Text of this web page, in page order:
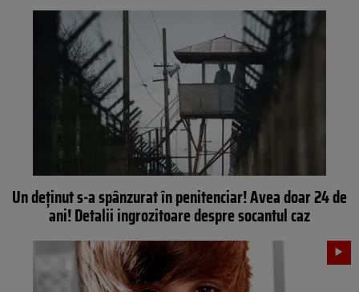
Un deţinut s-a spânzurat în penitenciar! Avea doar 24 de
ani! Detalii ingrozitoare despre socantul caz